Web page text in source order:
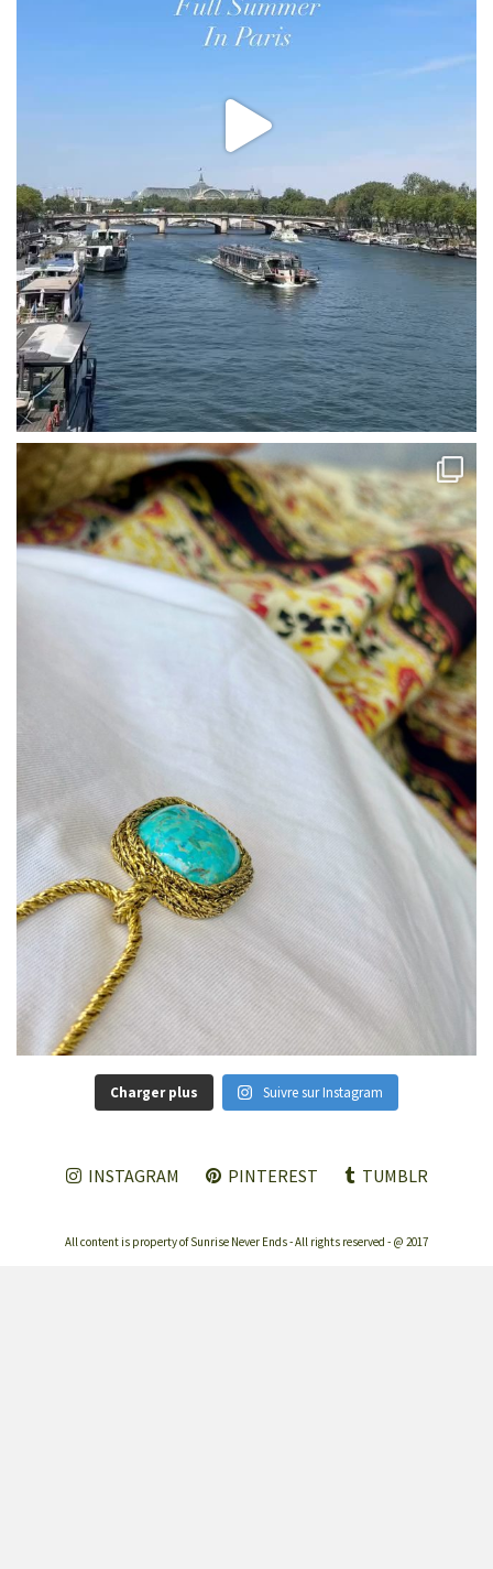
Charger plus Suivre sur Instagram
INSTAGRAM PINTEREST TUMBLR
All content is property of Sunrise Never Ends - All rights reserved - @ 2017